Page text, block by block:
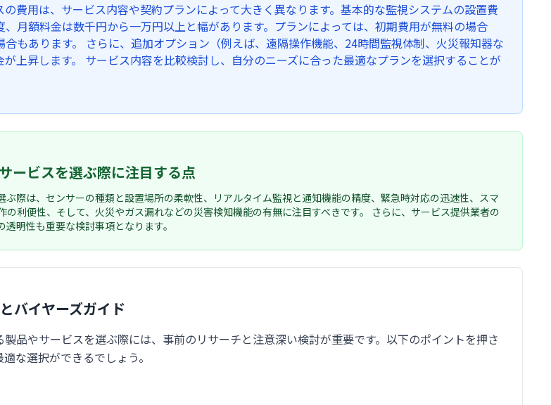
費用は、サービス内容や契約プランによって大きく異なります。基本的な監視システムの設置費
月額料金は数千円から一万円以上と幅があります。プランによっては、初期費用が無料の場合
もあります。 さらに、追加オプション（例えば、遠隔操作機能、24時間監視体制、火災報知器な
が上昇します。 サービス内容を比較検討し、自分のニーズに合った最適なプランを選択することが
ービスを選ぶ際に注目する点
ぶ際は、センサーの種類と設置場所の柔軟性、リアルタイム監視と通知機能の精度、緊急時対応の迅速性、スマ
の利便性、そして、火災やガス漏れなどの災害検知機能の有無に注目すべきです。 さらに、サービス提供業者の
明性も重要な検討事項となります。
バイヤーズガイド
品やサービスを選ぶ際には、事前のリサーチと注意深い検討が重要です。以下のポイントを押さ
な選択ができるでしょう。